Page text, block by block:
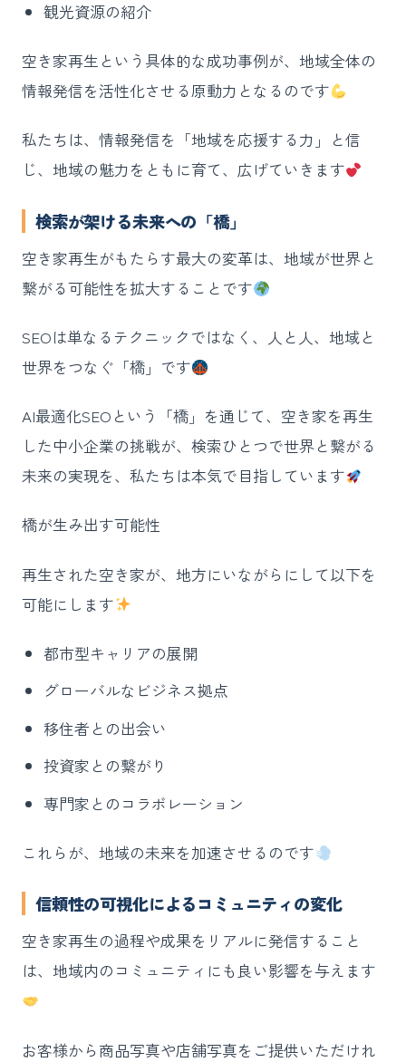
観光資源の紹介
空き家再生という具体的な成功事例が、地域全体の
情報発信を活性化させる原動力となるのです
私たちは、情報発信を「地域を応援する力」と信
じ、地域の魅力をともに育て、広げていきます
検索が架ける未来への「橋」
空き家再生がもたらす最大の変革は、地域が世界と
繋がる可能性を拡大することです
SEOは単なるテクニックではなく、人と人、地域と
世界をつなぐ「橋」です
AI最適化SEOという「橋」を通じて、空き家を再生
した中小企業の挑戦が、検索ひとつで世界と繋がる
未来の実現を、私たちは本気で目指しています
橋が生み出す可能性
再生された空き家が、地方にいながらにして以下を
可能にします
都市型キャリアの展開
グローバルなビジネス拠点
移住者との出会い
投資家との繋がり
専門家とのコラボレーション
これらが、地域の未来を加速させるのです
信頼性の可視化によるコミュニティの変化
空き家再生の過程や成果をリアルに発信すること
は、地域内のコミュニティにも良い影響を与えます
お客様から商品写真や店舗写真をご提供いただけれ